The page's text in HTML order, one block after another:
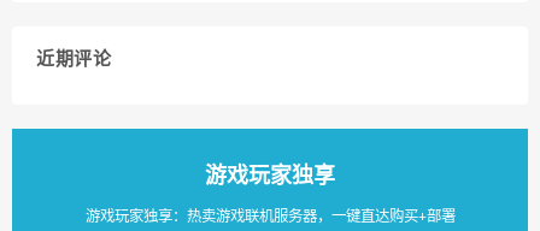
近期评论
游戏玩家独享
游戏玩家独享：热卖游戏联机服务器，一键直达购买+部署